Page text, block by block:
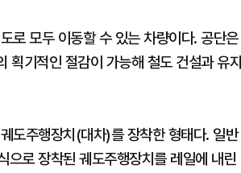
로 모두 이동할 수 있는 차량이다. 공단은
획기적인 절감이 가능해 철도 건설과 유지
도주행장치(대차)를 장착한 형태다. 일반
으로 장착된 궤도주행장치를 레일에 내린